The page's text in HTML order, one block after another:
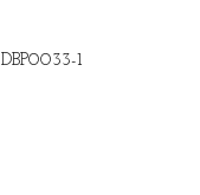
DBP0033-1